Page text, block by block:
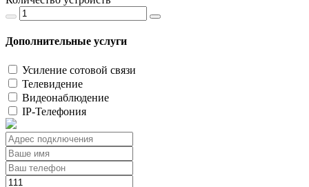
Дополнительные услуги
Усиление сотовой связи
Телевидение
Видеонаблюдение
IP-Телефония